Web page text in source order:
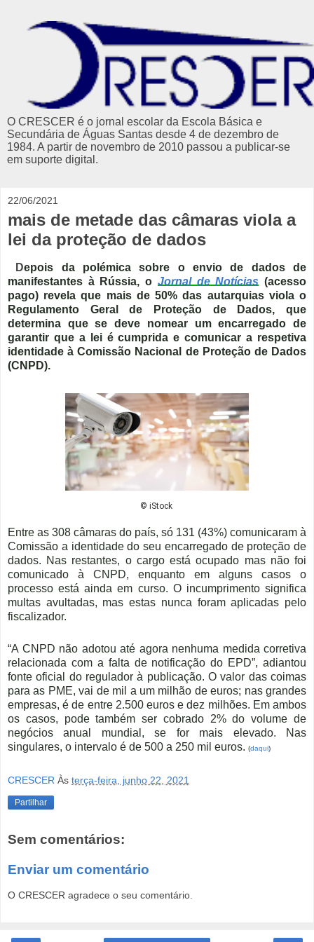
O CRESCER é o jornal escolar da Escola Básica e
Secundária de Águas Santas desde 4 de dezembro de
1984. A partir de novembro de 2010 passou a publicar-se
em suporte digital.
22/06/2021
mais de metade das câmaras viola a
lei da proteção de dados
Depois da polémica sobre o envio de dados de
manifestantes à Rússia, o Jornal de Notícias (acesso
pago) revela que mais de 50% das autarquias viola o
Regulamento Geral de Proteção de Dados,
que
determina que se deve nomear um encarregado de
garantir que a lei é cumprida e comunicar a respetiva
identidade à Comissão Nacional de Proteção de Dados
(CNPD).
© iStock
Entre as 308 câmaras do país, só 131 (43%) comunicaram à
Comissão a identidade do seu encarregado de proteção de
dados. Nas restantes, o cargo está ocupado mas não foi
comunicado à CNPD, enquanto em alguns casos o
processo está ainda em curso. Oincumprimento significa
multas avultadas, mas estas nunca foram aplicadas pelo
fiscalizador.
“A CNPD não adotou até agora nenhuma medida corretiva
relacionada com a falta de notificação do EPD”, adiantou
fonte oficial do regulador à publicação. O valor das coimas
para as PME, vai de mil a um milhão de euros; nas grandes
empresas, é de entre 2.500 euros e dez milhões. Em ambos
os casos, pode também ser cobrado 2% do volume de
negócios anual mundial, se for mais elevado. Nas
singulares, o intervalo é de 500 a 250 mil euros. (daqui)
CRESCER Às terça-feira, junho 22, 2021
Partilhar
Sem comentários:
Enviar um comentário
O CRESCER agradece o seu comentário.